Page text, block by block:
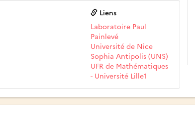
Liens
Laboratoire Paul
Painlevé
Université de Nice
Sophia Antipolis (UNS)
UFR de Mathématiques
- Université Lille1